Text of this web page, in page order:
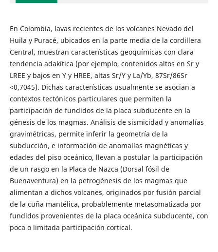
En Colombia, lavas recientes de los volcanes Nevado del
Huila y Puracé, ubicados en la parte media de la cordillera
Central, muestran características geoquímicas con clara
tendencia adakítica (por ejemplo, contenidos altos en Sr y
LREE y bajos en Y y HREE, altas Sr/Y y La/Yb, 87Sr/86Sr
<0,7045). Dichas características usualmente se asocian a
contextos tectónicos particulares que permiten la
participación de fundidos de la placa subducente en la
génesis de los magmas. Análisis de sismicidad y anomalías
gravimétricas, permite inferir la geometría de la
subducción, e información de anomalías magnéticas y
edades del piso oceánico, llevan a postular la participación
de un rasgo en la Placa de Nazca (Dorsal fósil de
Buenaventura) en la petrogénesis de los magmas que
alimentan a dichos volcanes, originados por fusión parcial
de la cuña mantélica, probablemente metasomatizada por
fundidos provenientes de la placa oceánica subducente, con
poca o limitada participación cortical.